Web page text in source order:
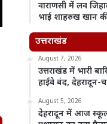
वाराणसी में लव
भाई शाहरुख खान
उत्तराखंड
August 7, 2026
उत्तराखंड में भारी
हाईवे बंद,
August 5, 2026
देहरादून में आज स्कूल